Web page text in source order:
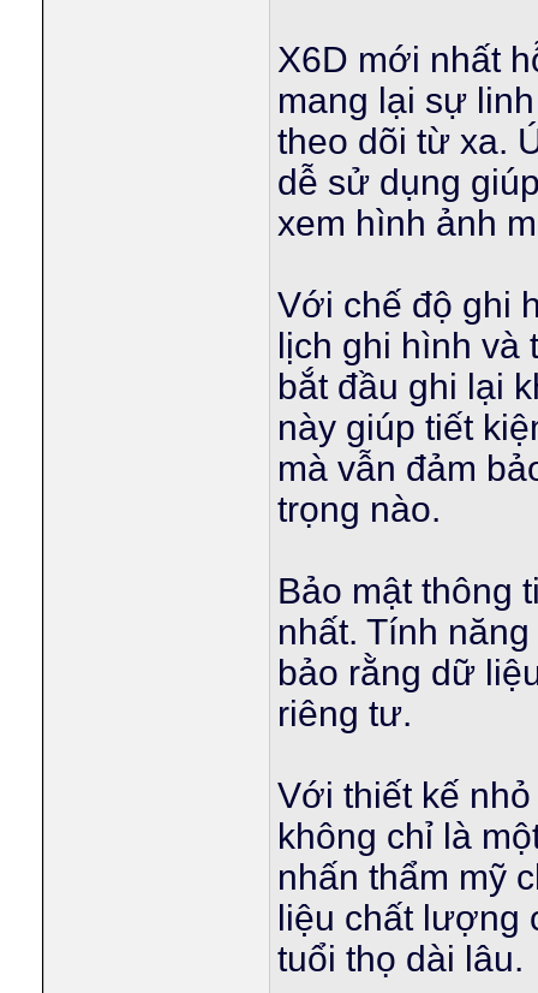
X6D mới nhất
mang lại sự
theo dõi từ xa.
dễ sử dụng
xem hình ảnh
Với chế độ ghi
lịch ghi hình
bắt đầu ghi lại
này giúp tiết
mà vẫn đảm
trọng nào.
Bảo mật thông
nhất. Tính
bảo rằng dữ
riêng tư.
Với thiết kế
không chỉ là
nhấn thẩm mỹ
liệu chất lượng
tuổi thọ dài lâu.